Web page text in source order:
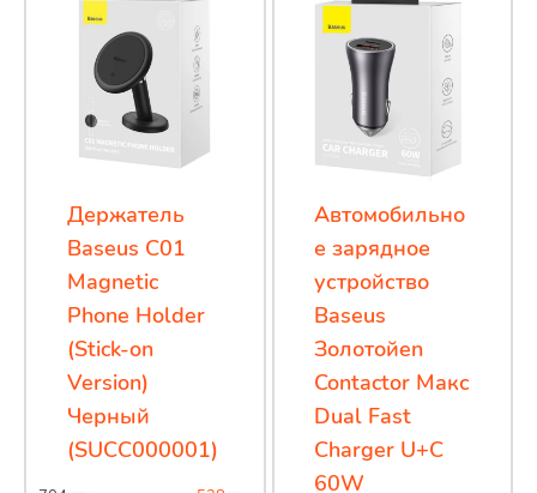
Держатель
Baseus C01
Magnetic
Phone Holder
(Stick-on
Version)
Черный
(SUCC000001)
Автомобильно
е зарядное
устройство
Baseus
Золотойen
Contactor Макс
Dual Fast
Charger U+C
60W